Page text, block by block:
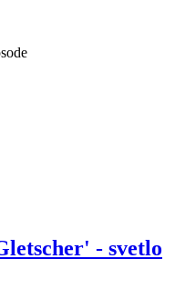
- svetlo